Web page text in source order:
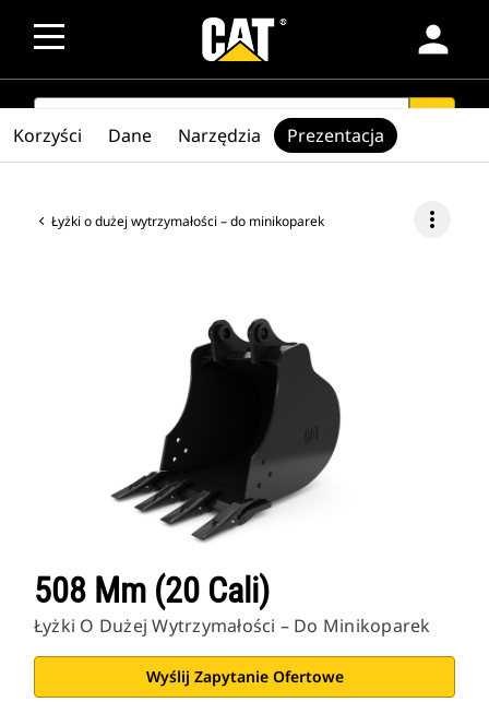
person
SEARCH
Łyżki o dużej wytrzymałości – do minikoparek more_vert
508 Mm (20 Cali)
Łyżki O Dużej Wytrzymałości – Do Minikoparek
Wyślij Zapytanie Ofertowe
Korzyści Dane Narzędzia Prezentacja